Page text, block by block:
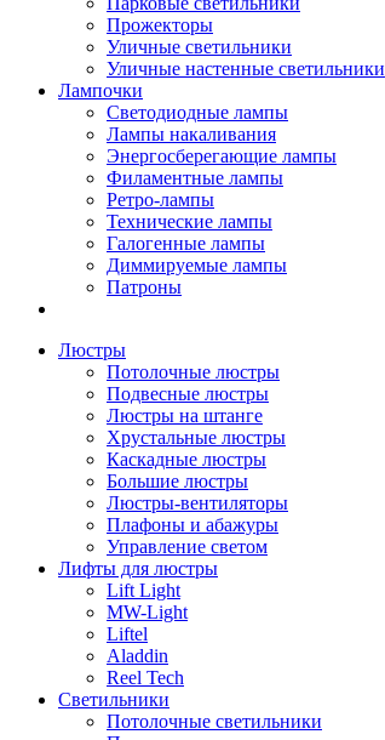
Прожекторы
Уличные светильники
Уличные настенные светильники
Лампочки
Светодиодные лампы
Лампы накаливания
Энергосберегающие лампы
Филаментные лампы
Ретро-лампы
Технические лампы
Галогенные лампы
Диммируемые лампы
Патроны
Люстры
Потолочные люстры
Подвесные люстры
Люстры на штанге
Хрустальные люстры
Каскадные люстры
Большие люстры
Люстры-вентиляторы
Плафоны и абажуры
Управление светом
Лифты для люстры
Lift Light
MW-Light
Liftel
Aladdin
Reel Tech
Светильники
Потолочные светильники